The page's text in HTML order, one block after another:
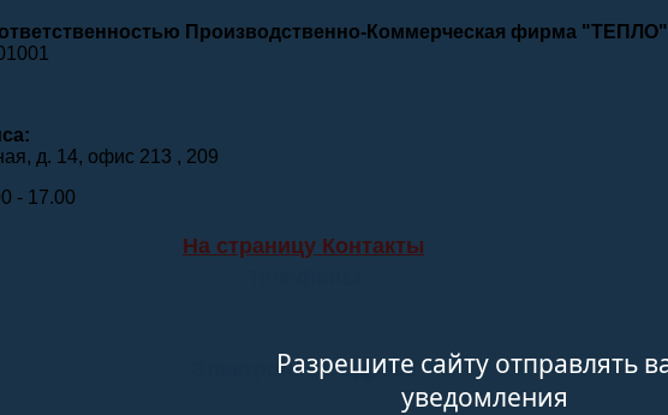
Разрешите сайту отправлять
уведомления
Производственно-Коммерческая фирма
д. 14, офис 213 , 209
- 17.00
На страницу Контакты
Электронные адреса